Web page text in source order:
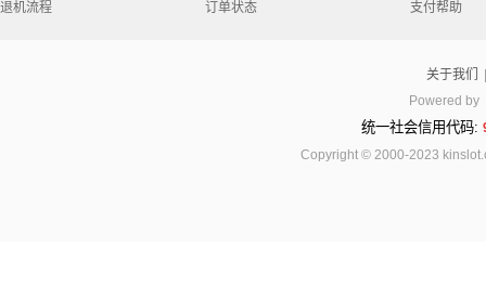
退机流程 订单状态 支付帮助
关于我们
Powered by
统一社会信用代码:
Copyright © 2000-2023